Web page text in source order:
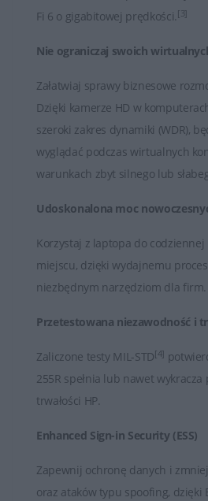
Fi 6 o gigabitowej prędkości. [3]
Nie ograniczaj swoich
Załatwiaj sprawy biznesowe
Dzięki kamerze HD w
szeroki zakres dynamiki (WDR),
wyglądać podczas wirtualnych
warunkach zbyt silnego lub
Udoskonalona moc
Korzystaj z laptopa do
miejscu, dzięki wydajnemu
niezbędnym narzędziom dla firm.
Przetestowana niezawodność i
Zaliczone testy MIL-STD[4]
255R spełnia lub nawet
trwałości HP.
Enhanced Sign-in Security (ESS)
Zapewnij ochronę danych i
oraz ataków typu spoofing, dzięki